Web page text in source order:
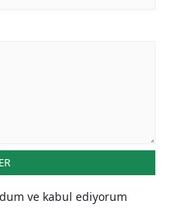
ve kabul ediyorum